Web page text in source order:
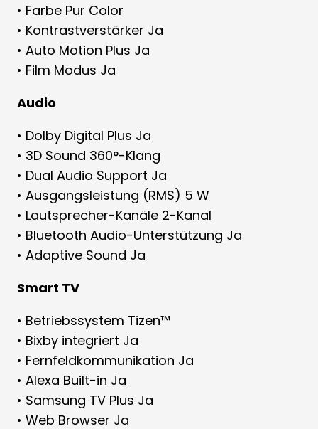
• Farbe Pur Color
• Kontrastverstärker Ja
• Auto Motion Plus Ja
• Film Modus Ja
Audio
• Dolby Digital Plus Ja
• 3D Sound 360°-Klang
• Dual Audio Support Ja
• Ausgangsleistung (RMS) 5 W
• Lautsprecher-Kanäle 2-Kanal
• Bluetooth Audio-Unterstützung Ja
• Adaptive Sound Ja
Smart TV
• Betriebssystem Tizen™
• Bixby integriert Ja
• Fernfeldkommunikation Ja
• Alexa Built-in Ja
• Samsung TV Plus Ja
• Web Browser Ja